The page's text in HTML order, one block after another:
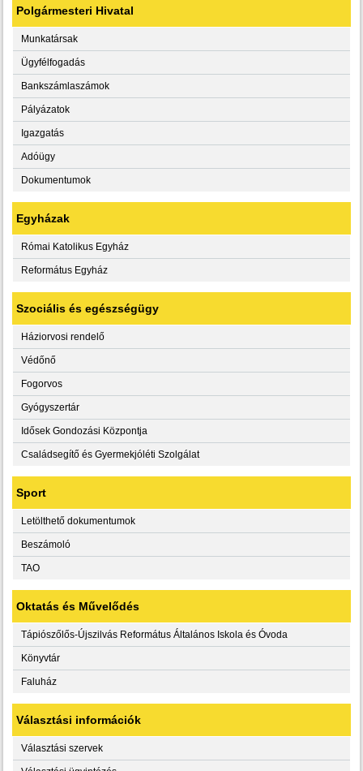
Polgármesteri Hivatal
Munkatársak
Ügyfélfogadás
Bankszámlaszámok
Pályázatok
Igazgatás
Adóügy
Dokumentumok
Egyházak
Római Katolikus Egyház
Református Egyház
Szociális és egészségügy
Háziorvosi rendelő
Védőnő
Fogorvos
Gyógyszertár
Idősek Gondozási Központja
Családsegítő és Gyermekjóléti Szolgálat
Sport
Letölthető dokumentumok
Beszámoló
TAO
Oktatás és Művelődés
Tápiószőlős-Újszilvás Református Általános Iskola és Óvoda
Könyvtár
Faluház
Választási információk
Választási szervek